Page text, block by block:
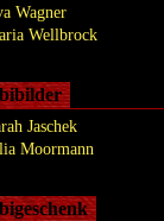
Wagner
Wellbrock
Jaschek
Moormann